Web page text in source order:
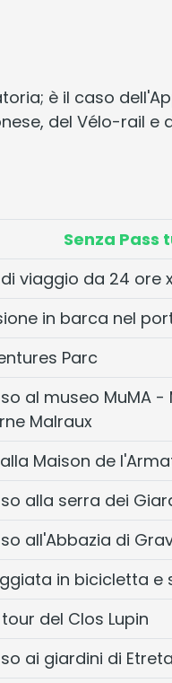
è il caso
del Vélo-rail e
Senza Pass
viaggio da 24 ore
in barca nel
Parc
al museo MuMA -
Malraux
Maison de
alla serra dei
all'Abbazia di
in bicicletta e
del Clos Lupin
ai giardini di